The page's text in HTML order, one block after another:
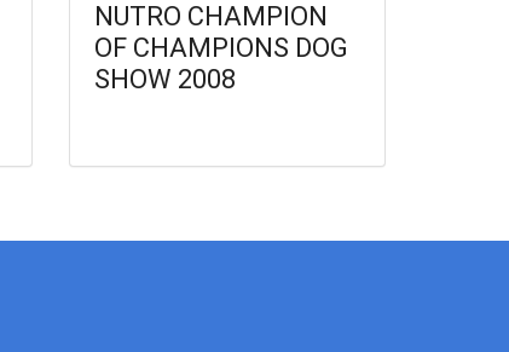
NUTRO CHAMPION
OF CHAMPIONS DOG
SHOW 2008